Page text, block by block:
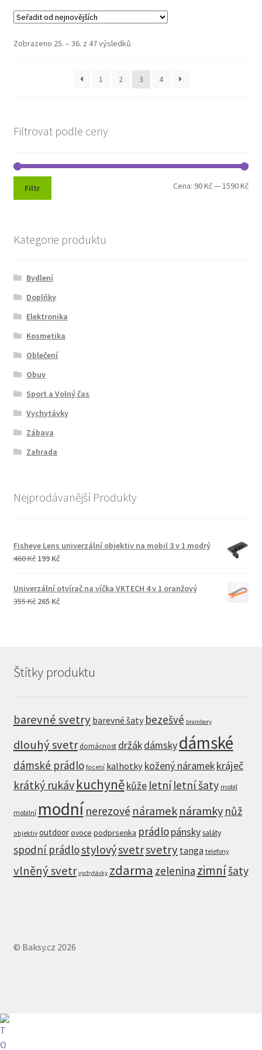
stránce
Zobrazeno 25. – 36. z 47 výsledkůSeřazeno
nejnovějších
1
2 3 4
Filtrovat podle ceny
Filtr Cena: 90 Kč—1590 Kč
Kategorie produktu
Bydlení
Doplňky
Elektronika
Kosmetika
Oblečení
Obuv
Sport a Volný čas
Vychytávky
Zábava
Zahrada
Nejprodávanější Produkty
Fisheye Lens univerzální objektiv na mobil 3 v 1 modrý
460Kč Původní
byla:
460 Kč.
199 KčAktuální
je:
199 Kč.
Univerzální otvírač na víčka VKTECH 4 v 1 oranžový
355Kč Původní
265 KčAktuální
Štítky produktu
barevné svetry barevné šaty bezešvé brambory
dlouhý svetr domácnost držákdámskydámské
dámské prádlo focení kalhotky kožený náramekkráječ
krátký rukáv kuchyněkůže letní letní šaty mobil
mobilní modní nerezové náramek náramky nůž
objektiv outdoorovoce podprsenka prádlopánskysaláty
spodní prádlostylovýsvetrsvetry tanga telefony
vlněný svetr vychytávky zdarma zelenina zimníšaty
© Baksy.cz 2026